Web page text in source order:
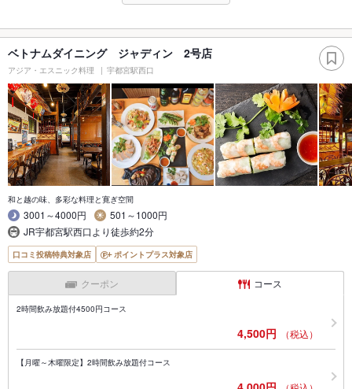
ベトナムダイニング ジャディン 2号店
アジア・エスニック料理 宇都宮駅西口
和と越の味、多彩な料理と寛ぎ空間
3001～4000円
501～1000円
JR宇都宮駅西口より徒歩約2分
口コミ投稿特典対象店 ポイントプラス対象店
クーポン コース
2時間飲み放題付4500円コース
4,500円 （税込）
【月曜～木曜限定】2時間飲み放題付コース